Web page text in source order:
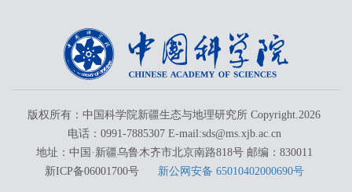
版权所有：中国科学院新疆生态与地理研究所 Copyright.2026
电话：0991-7885307 E-mail:sds@ms.xjb.ac.cn
地址：中国·新疆乌鲁木齐市北京南路818号 邮编：830011
新ICP备06001700号 新公网安备 65010402000690号